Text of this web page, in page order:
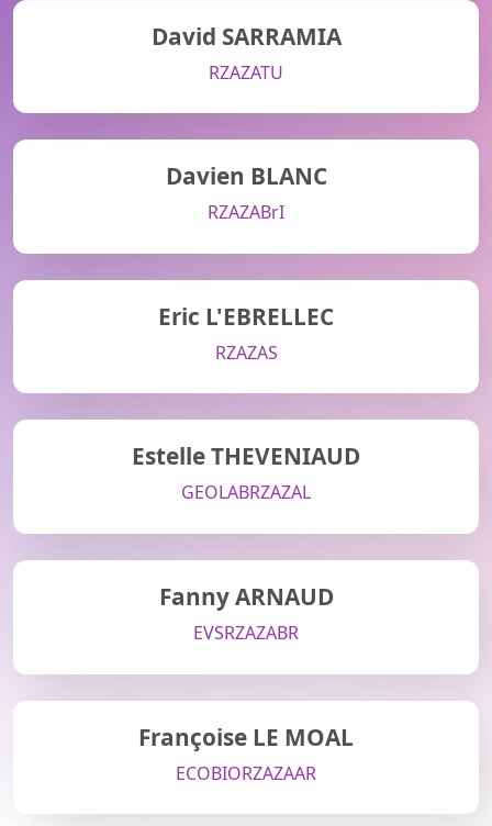
David SARRAMIA
RZAZATU
Davien BLANC
RZAZABrI
Eric L'EBRELLEC
RZAZAS
Estelle THEVENIAUD
GEOLABRZAZAL
Fanny ARNAUD
EVSRZAZABR
Françoise LE MOAL
ECOBIORZAZAAR